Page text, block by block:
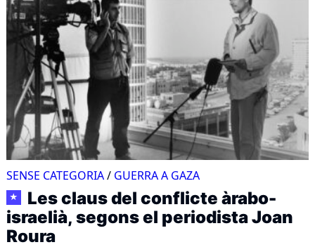
SENSE CATEGORIA/ GUERRA A GAZA
★
Les claus del conflicte àrabo-
israelià, segons el periodista Joan
Roura